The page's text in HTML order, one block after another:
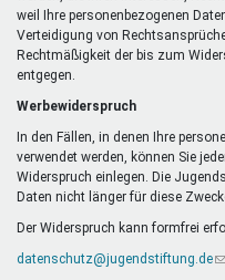
weil Ihre personenbezogenen
Verteidigung von
Rechtmäßigkeit der bis zum
entgegen.
Werbewiderspruch
In den Fällen, in denen Ihre
verwendet werden, können Sie
Widerspruch einlegen. Die
Daten nicht länger für diese
Der Widerspruch kann formfrei
datenschutz@jugendstiftung.de